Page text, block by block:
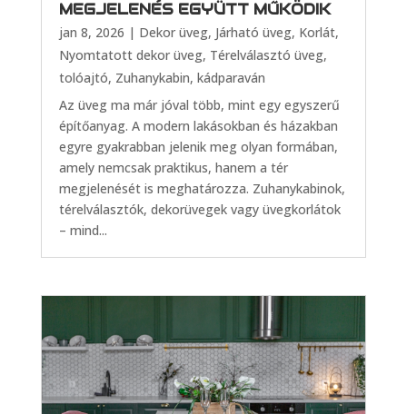
MEGJELENÉS EGYÜTT MŰKÖDIK
jan 8, 2026 | Dekor üveg, Járható üveg, Korlát,
Nyomtatott dekor üveg, Térelválasztó üveg,
tolóajtó, Zuhanykabin, kádparaván
Az üveg ma már jóval több, mint egy egyszerű
építőanyag. A modern lakásokban és házakban
egyre gyakrabban jelenik meg olyan formában,
amely nemcsak praktikus, hanem a tér
megjelenését is meghatározza. Zuhanykabinok,
térelválasztók, dekorüvegek vagy üvegkorlátok
– mind...